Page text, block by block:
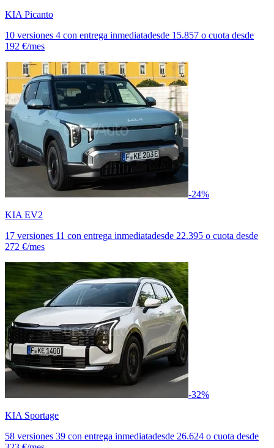
KIA Picanto
10 versiones 4 con entrega inmediatadesde 15.857 o cuota desde
192 €/mes
-24%
KIA EV2
17 versiones 11 con entrega inmediatadesde 22.395 o cuota desde
272 €/mes
-32%
KIA Sportage
58 versiones 39 con entrega inmediatadesde 26.624 o cuota desde